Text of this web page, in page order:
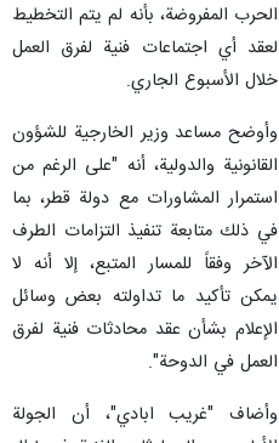
الحرب المفروضة، بأنه لم يتم التخطيط
لعقد أي اجتماعات فنية لفرق العمل
خلال الأسبوع الجاري.
وأوضح مساعد وزير الخارجية للشؤون
القانونية والدولية، أنه "على الرغم من
استمرار المشاورات مع دولة قطر، بما
في ذلك متابعة تنفيذ التزامات الطرف
الآخر وفقاً للمسار المتبع، إلا أنه لا
يمكن تأكيد ما تداولته بعض وسائل
الإعلام بشأن عقد محادثات فنية لفرق
العمل في الدوحة".
وأضاف "غريب ابادي"، أن الجولة